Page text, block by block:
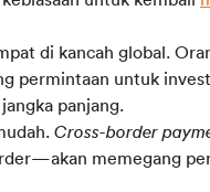
di kancah global.
permintaan untuk
panjang.
Cross-border
memegang